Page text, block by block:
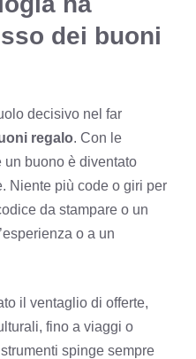
dei buoni
decisivo nel far
regalo. Con le
un buono è diventato
Niente più code o giri per
da stampare o un
o a un
il ventaglio di offerte,
fino a viaggi o
spinge sempre